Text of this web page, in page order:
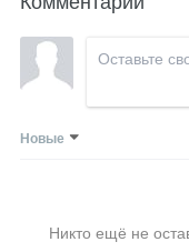
Новые
Никто ещё не